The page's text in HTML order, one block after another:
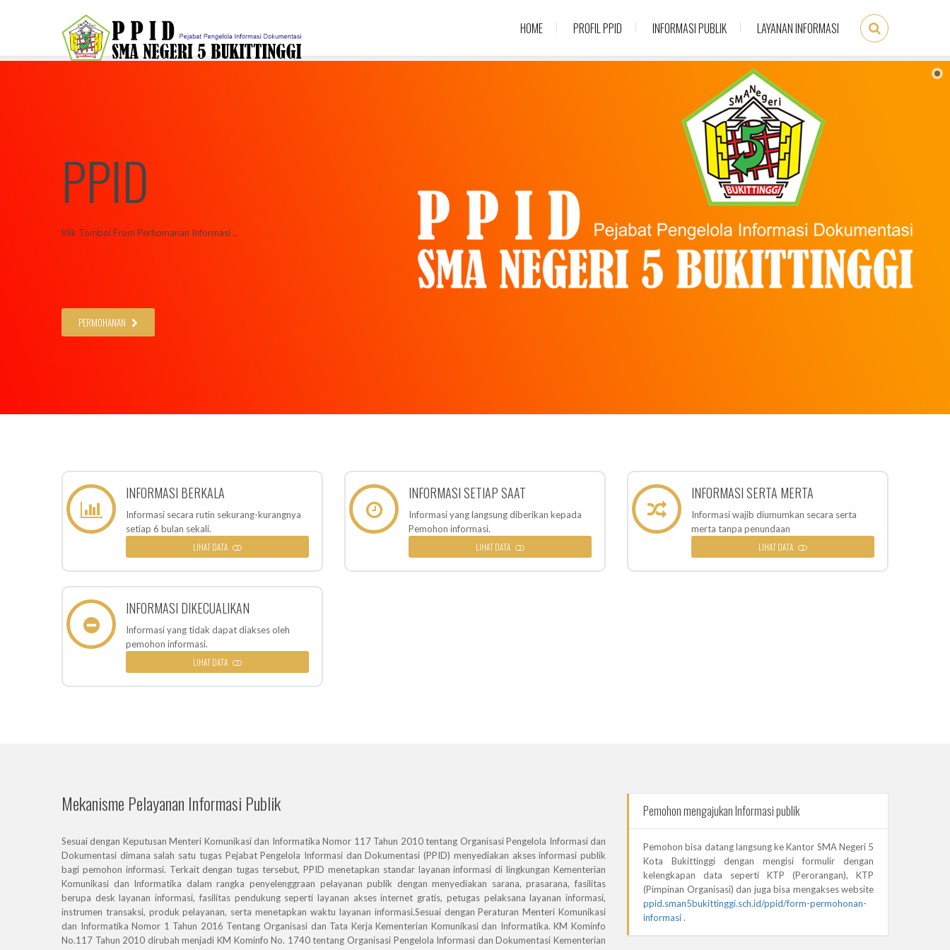
HOME PROFIL PPID INFORMASI PUBLIK LAYANAN INFORMASI
PPID
Klik Tombol From Perhomanan Informasi ..
PERMOHANAN
INFORMASI BERKALA
Informasi secara rutin sekurang-kurangnya
setiap 6 bulan sekali.
LIHAT DATA
INFORMASI SETIAP SAAT
Informasi yang langsung diberikan kepada
Pemohon informasi.
LIHAT DATA
INFORMASI SERTA MERTA
Informasi wajib diumumkan secara serta
merta tanpa penundaan
LIHAT DATA
INFORMASI DIKECUALIKAN
Informasi yang tidak dapat diakses oleh
pemohon informasi.
LIHAT DATA
Mekanisme Pelayanan Informasi Publik
Sesuai dengan Keputusan Menteri Komunikasi dan Informatika Nomor 117 Tahun 2010 tentang Organisasi Pengelola Informasi dan
Dokumentasi dimana salah satu tugas Pejabat Pengelola Informasi dan Dokumentasi (PPID) menyediakan akses informasi publik
bagi pemohon informasi. Terkait dengan tugas tersebut, PPID menetapkan standar layanan informasi di lingkungan Kementerian
Komunikasi dan Informatika dalam rangka penyelenggraan pelayanan publik dengan menyediakan sarana, prasarana, fasilitas
berupa desk layanan informasi, fasilitas pendukung seperti layanan akses internet gratis, petugas pelaksana layanan informasi,
instrumen transaksi, produk pelayanan, serta menetapkan waktu layanan informasi.Sesuai dengan Peraturan Menteri Komunikasi
dan Informatika Nomor 1 Tahun 2016 Tentang Organisasi dan Tata Kerja Kementerian Komunikasi dan Informatika. KM Kominfo
No.117 Tahun 2010 dirubah menjadi KM Kominfo No. 1740 tentang Organisasi Pengelola Informasi dan Dokumentasi Kementerian
Pemohon mengajukan Informasi publik
Pemohon bisa datang langsung ke Kantor SMA Negeri 5
Kota Bukittinggi dengan mengisi formulir dengan
kelengkapan data seperti KTP (Perorangan), KTP
(Pimpinan Organisasi) dan juga bisa mengakses website
ppid.sman5bukittinggi.sch.id/ppid/form-permohonan-
informasi.
Severity: Notice
Message: Undefined index: articles
Filename: ppid/index.php
Line Number: 158
Backtrace:
File:
/home/sman5bkt/public_html/ppid.sman5bukittinggi.sch.id/application/views/ppid/index.php
Line: 158